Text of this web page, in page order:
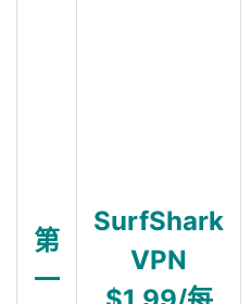
第
一
SurfShark
VPN